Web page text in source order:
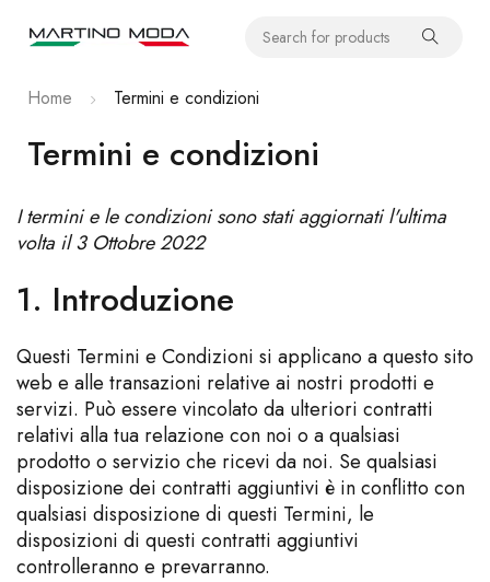
Termini e condizioni
Home Termini e condizioni
I termini e le condizioni sono stati aggiornati l'ultima
volta il 3 Ottobre 2022
1. Introduzione
Questi Termini e Condizioni si applicano a questo sito
web e alle transazioni relative ai nostri prodotti e
servizi. Può essere vincolato da ulteriori contratti
relativi alla tua relazione con noi o a qualsiasi
prodotto o servizio che ricevi da noi. Se qualsiasi
disposizione dei contratti aggiuntivi è in conflitto con
qualsiasi disposizione di questi Termini, le
disposizioni di questi contratti aggiuntivi
controlleranno e prevarranno.